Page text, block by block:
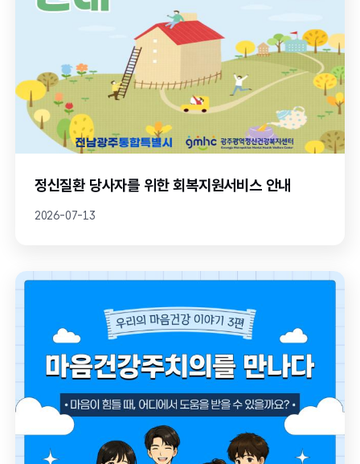
정신질환 당사자를 위한 회복지원서비스 안내
2026-07-13